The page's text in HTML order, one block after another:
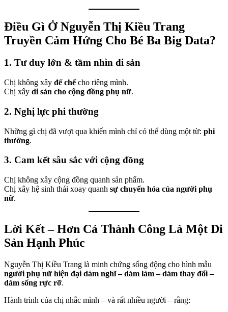
Điều Gì Ở Nguyễn Thị Kiều Trang
Truyền Cảm Hứng Cho Bé Ba Big Data?
1. Tư duy lớn & tầm nhìn di sản
Chị không xây đế chếcho riêng mình.
Chị xây di sản cho cộng đồng phụ nữ.
2. Nghị lực phi thường
Những gì chị đã vượt qua khiến mình chỉ có thể dùng một từ: phi
thường.
3. Cam kết sâu sắc với cộng đồng
Chị không xây cộng đồng quanh sản phẩm.
Chị xây hệ sinh thái xoay quanh sự chuyển hóa của người phụ
nữ.
Lời Kết – Hơn Cả Thành Công Là Một Di
Sản Hạnh Phúc
Nguyễn Thị Kiều Trang là minh chứng sống động cho hình mẫu
người phụ nữ hiện đại dám nghĩ – dám làm – dám thay đổi –
dám sống rực rỡ.
Hành trình của chị nhắc mình – và rất nhiều người – rằng: